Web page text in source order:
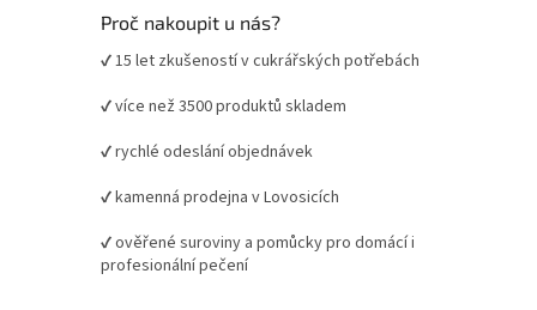
Proč nakoupit u nás?
✔ 15 let zkušeností v cukrářských potřebách
✔ více než 3500 produktů skladem
✔ rychlé odeslání objednávek
✔ kamenná prodejna v Lovosicích
✔ ověřené suroviny a pomůcky pro domácí i
profesionální pečení